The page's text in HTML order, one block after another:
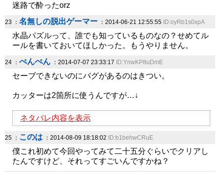
迷路で酔ったorz
23 ： 名無しの脱出ゲーマー ：2014-06-21 12:55:55 ID:oyRb1s0xpA
水晶パズルって、誰でも知っているものなの？せめてル
ールを書いておいてほしかった。もうやりません。
24 ： ぺんぺん ：2014-07-07 23:33:17 ID:YnwKP8uDmE
セーブできないのにバグがあるのはきつい。
カッターは2箇所に使うんですが…↓
ネタバレ内容を表示
25 ： このは ：2014-08-09 18:18:02 ID:b1behwCRuE
僕これ初めて今回やってみて二十五分ぐらいでクリアし
たんですけど、それってすごいんですかね？